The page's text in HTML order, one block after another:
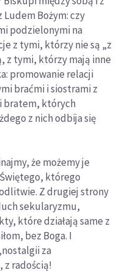
Ludem Bożym: czy
podzielonymi na
z tymi, którzy nie są „z
z tymi, którzy mają inne
promowanie relacji
braćmi i siostrami z
bratem, których
z nich odbija się
że możemy je
którego
Z drugiej strony
sekularyzmu,
które działają same z
bez Boga. I
za
z radością!